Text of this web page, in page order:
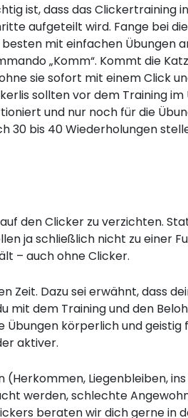
ist, dass das Clickertraining
aufgeteilt wird. Fange bei
mit einfachen Übungen
„Komm“. Kommt die
sie sofort mit einem Click
sollten vor dem Training
und nur noch für die
30 bis 40 Wiederholungen
den Clicker zu verzichten.
ja schließlich nicht zu einer
– auch ohne Clicker.
Zeit. Dazu sei erwähnt, dass
mit dem Training und den
körperlich und
aktiver.
Liegenbleiben,
werden, schlechte
beraten wir dich gerne in